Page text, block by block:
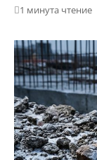
1 минута чтение